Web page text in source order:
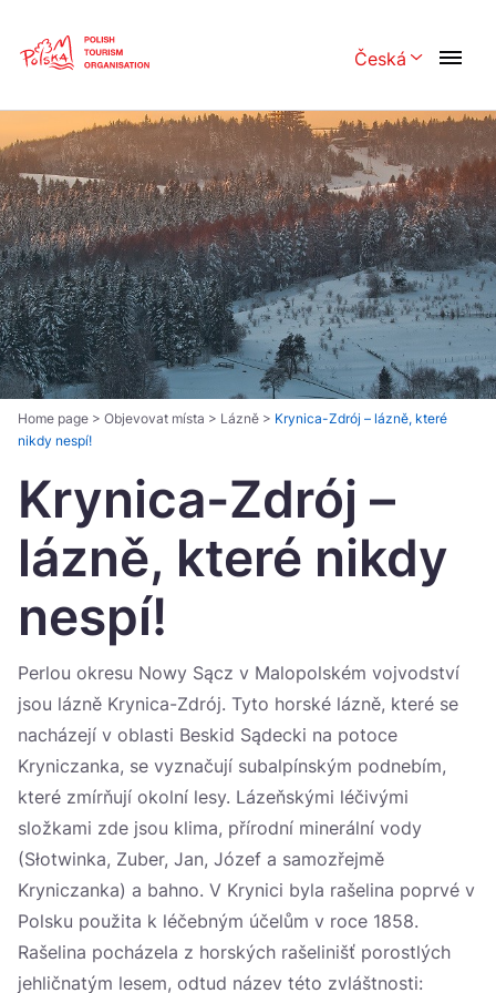
Česká
Polski English
Česká 中国
Dansk Deutsch
Español Français
Italiano Magyar
Nederlands 日本語
Português Norsk
Україна
Zamknij
Home page > Objevovat místa > Lázně > Krynica-Zdrój – lázně, které
nikdy nespí!
Krynica-Zdrój –
lázně, které nikdy
nespí!
Perlou okresu Nowy Sącz v Malopolském vojvodství
jsou lázně Krynica-Zdrój. Tyto horské lázně, které se
nacházejí v oblasti Beskid Sądecki na potoce
Kryniczanka, se vyznačují subalpínským podnebím,
které zmírňují okolní lesy. Lázeňskými léčivými
složkami zde jsou klima, přírodní minerální vody
(Słotwinka, Zuber, Jan, Józef a samozřejmě
Kryniczanka) a bahno. V Krynici byla rašelina poprvé v
Polsku použita k léčebným účelům v roce 1858.
Rašelina pocházela z horských rašelinišť porostlých
jehličnatým lesem, odtud název této zvláštnosti: